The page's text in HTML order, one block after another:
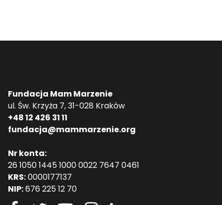
Fundacja Mam Marzenie
ul. Św. Krzyża 7, 31-028 Kraków
+48 12 426 31 11
fundacja@mammarzenie.org
Nr konta:
26 1050 1445 1000 0022 7647 0461
KRS:0000177137
NIP:676 225 12 70